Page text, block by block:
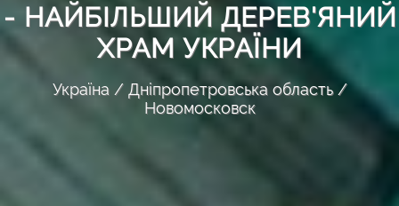
- НАЙБІЛЬШИЙ ДЕРЕВ'ЯНИЙ
ХРАМ УКРАЇНИ
Україна
Дніпропетровська область
Новомосковск